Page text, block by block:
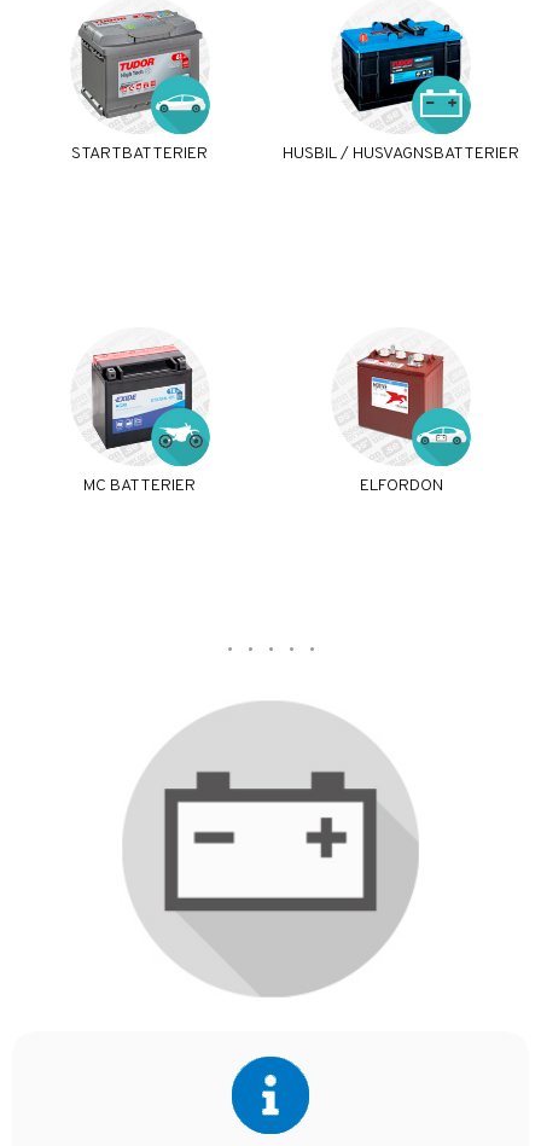
STARTBATTERIER HUSBIL / HUSVAGNSBATTERIER
MC BATTERIER ELFORDON
. . . . .